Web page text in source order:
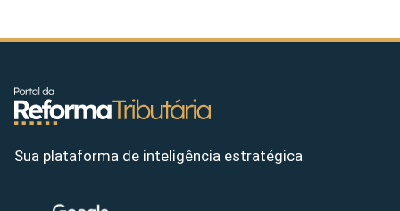
Sua plataforma de inteligência estratégica